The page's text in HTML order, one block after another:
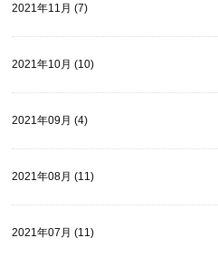
2021年11月 (7)
2021年10月 (10)
2021年09月 (4)
2021年08月 (11)
2021年07月 (11)